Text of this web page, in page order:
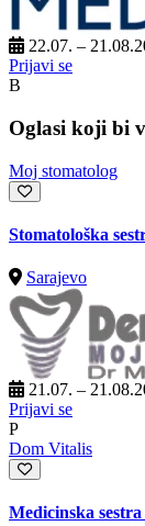
22.07. –
Prijavi se
B
Oglasi koji bi
Moj stomatolog
Stomatološka
Sarajevo
21.07. –
Prijavi se
P
Dom Vitalis
Medicinska